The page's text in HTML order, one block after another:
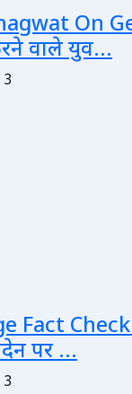
On
वाले युव...
3
Fact
पर ...
3